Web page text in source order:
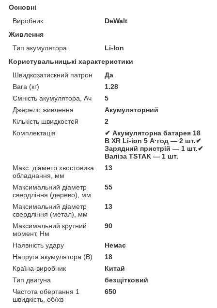
Основні
Виробник
DeWalt
Живлення
Тип акумулятора
Li-Ion
Користувальницькі характеристики
Швидкозатискний патрон
Да
Вага (кг)
1.28
Ємність акумулятора, Ач
5
Джерело живлення
Акумуляторний
Кількість швидкостей
2
Комплектація
✔ Акумуляторна батарея 18
В XR Li-ion 5 А·год — 2 шт.✔
Зарядний пристрій — 1 шт.✔
Валіза TSTAK — 1 шт.
Макс. діаметр хвостовика
обладнання, мм
13
Максимальний діаметр
свердління (дерево), мм
55
Максимальний діаметр
свердління (метал), мм
13
Максимальний крутний
момент, Нм
90
Наявність удару
Немає
Напруга акумулятора (В)
18
Країна-виробник
Китай
Тип двигуна
безщітковий
Частота обертання 1
швидкість, об/хв
650